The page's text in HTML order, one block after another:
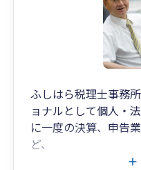
ふしはら税理士事務
ョナルとして個人・
に一度の決算、申告
ど、
幅広くお客様のご希